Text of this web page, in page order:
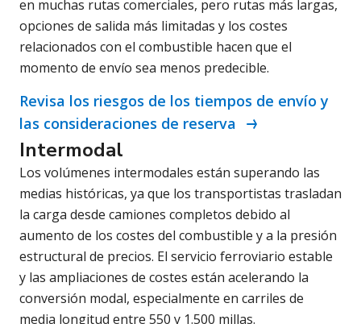
en muchas rutas comerciales, pero rutas más largas,
opciones de salida más limitadas y los costes
relacionados con el combustible hacen que el
momento de envío sea menos predecible.
Revisa los riesgos de los tiempos de envío y
las consideraciones de reserva
Intermodal
Los volúmenes intermodales están superando las
medias históricas, ya que los transportistas trasladan
la carga desde camiones completos debido al
aumento de los costes del combustible y a la presión
estructural de precios. El servicio ferroviario estable
y las ampliaciones de costes están acelerando la
conversión modal, especialmente en carriles de
media longitud entre 550 y 1.500 millas.